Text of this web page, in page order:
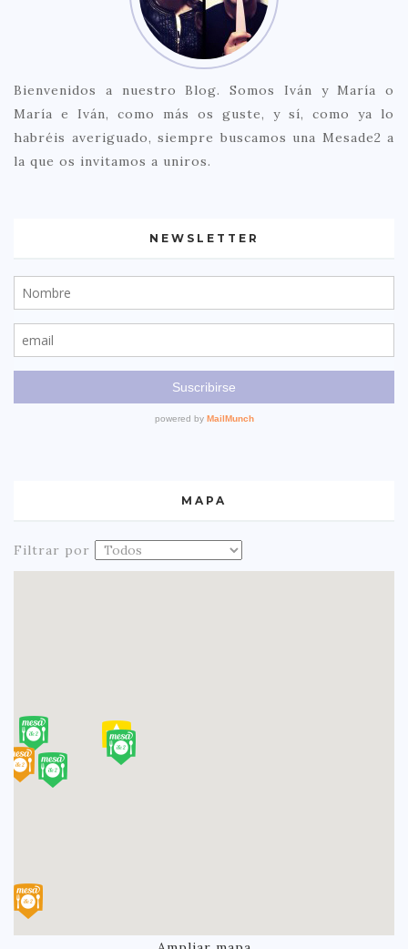
Bienvenidos a nuestro Blog. Somos Iván y María o
María e Iván, como más os guste, y sí, como ya lo
habréis averiguado, siempre buscamos una Mesade2 a
la que os invitamos a uniros.
NEWSLETTER
MAPA
Filtrar por